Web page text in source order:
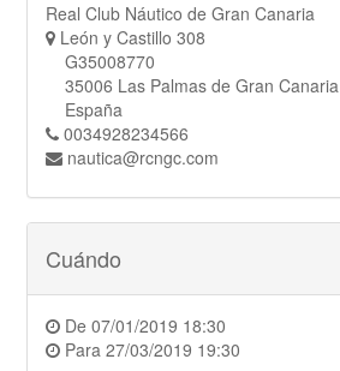
Real Club Náutico de Gran Canaria
León y Castillo 308
G35008770
35006 Las Palmas de Gran Canaria
España
0034928234566
nautica@rcngc.com
Cuándo
De 07/01/2019 18:30
Para 27/03/2019 19:30